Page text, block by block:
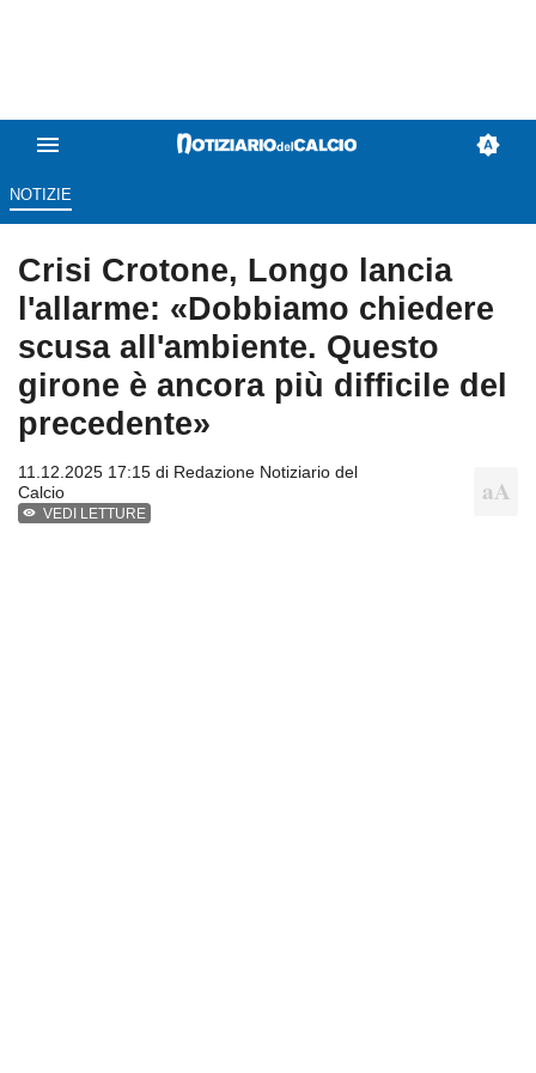
NOTIZIE
Crisi Crotone, Longo lancia
l'allarme: «Dobbiamo chiedere
scusa all'ambiente. Questo
girone è ancora più difficile del
precedente»
11.12.2025 17:15 di Redazione Notiziario del
Calcio
VEDI LETTURE